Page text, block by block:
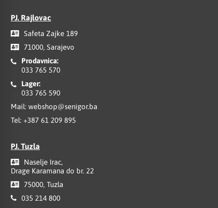
PJ. Rajlovac
Safeta Zajke 189
71000, Sarajevo
Prodavnica:
033 765 570
Lager:
033 765 590
Mail: webshop@senigor.ba
Tel: +387 61 209 895
PJ. Tuzla
Naselje Irac,
Drage Karamana do br. 22
75000, Tuzla
035 214 800